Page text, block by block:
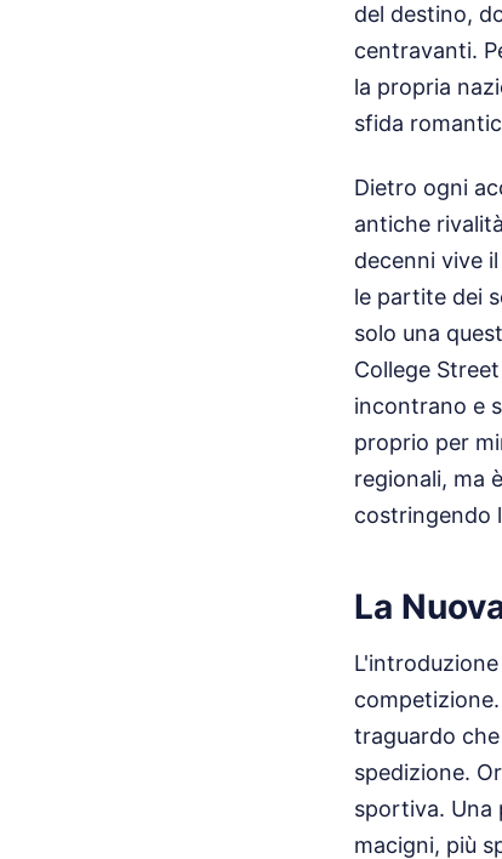
del destino,
centravanti.
la propria
sfida
Dietro ogni
antiche
decenni vive
le partite dei
solo una
College
incontrano e
proprio per
regionali, ma
costringendo
La
traguardo
spedizione.
sportiva. Una
macigni, più